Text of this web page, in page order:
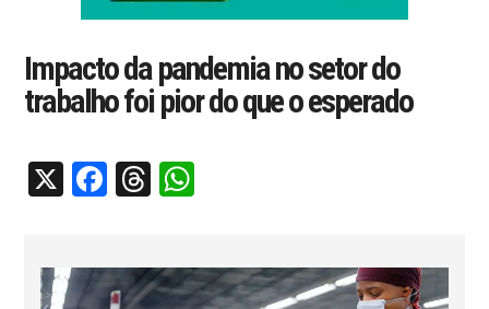
Impacto da pandemia no setor do
trabalho foi pior do que o esperado
X Facebook
Threads